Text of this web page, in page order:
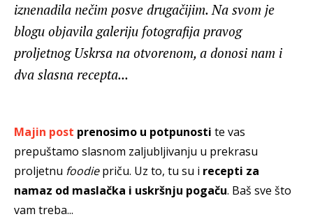
iznenadila nečim posve drugačijim. Na svom je
blogu objavila galeriju fotografija pravog
proljetnog Uskrsa na otvorenom, a donosi nam i
dva slasna recepta...
Majin post prenosimo u potpunosti te vas
prepuštamo slasnom zaljubljivanju u prekrasu
proljetnu foodiepriču. Uz to, tu su i recepti za
namaz od maslačka i uskršnju pogaču. Baš sve što
vam treba...